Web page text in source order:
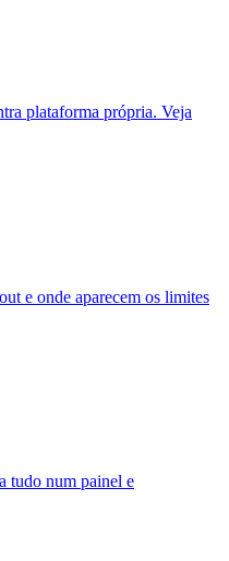
plataforma própria. Veja
e onde aparecem os limites
tudo num painel e